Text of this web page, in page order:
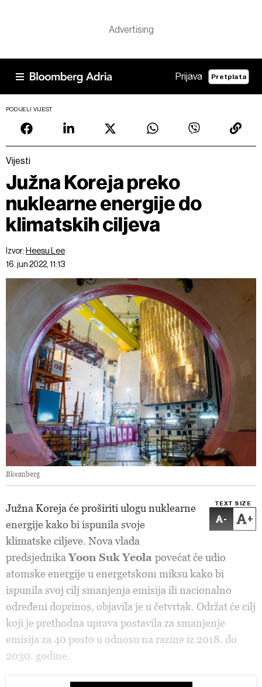
Prijava Pretplata
PODIJELI VIJEST
Vijesti
Južna Koreja preko
nuklearne energije do
klimatskih ciljeva
Izvor: Heesu Lee
16. jun 2022, 11:13
Bloomberg
TEXT SIZE
- +
Južna Koreja će proširiti ulogu nuklearne
energije kako bi ispunila svoje
klimatske ciljeve. Nova vlada
predsjednikaYoon Suk Yeola povećat će udio
atomske energije u energetskom miksu kako bi
ispunila svoj cilj smanjenja emisija ili nacionalno
određeni doprinos, objavila je u četvrtak. Održat će cilj
koji je prethodna uprava postavila za smanjenje
emisija za 40 posto u odnosu na razine iz 2018. do
2030. godine.